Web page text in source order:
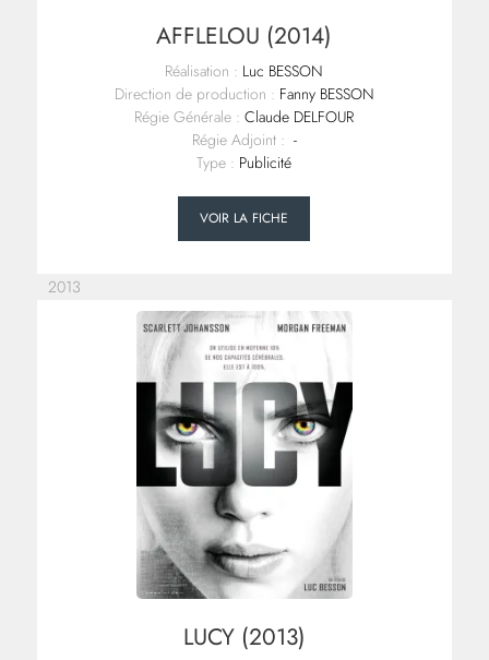
AFFLELOU (2014)
Réalisation : Luc BESSON
Direction de production : Fanny BESSON
Régie Générale : Claude DELFOUR
Régie Adjoint : -
Type : Publicité
VOIR LA FICHE
2013
LUCY (2013)